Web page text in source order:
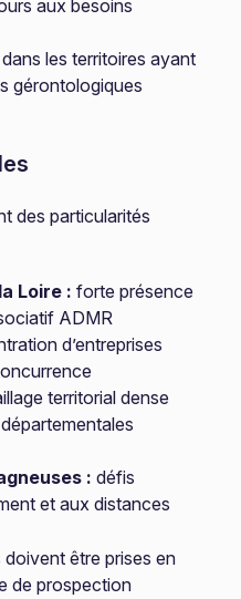
aux besoins
les territoires ayant
gérontologiques
des particularités
Loire : forte présence
ADMR
d’entreprises
territorial dense
: défis
et aux distances
être prises en
de prospection